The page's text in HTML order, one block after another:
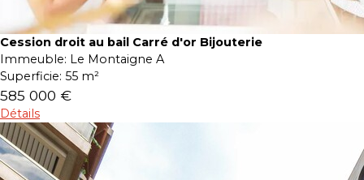
Cession droit au bail Carré d'or Bijouterie
Immeuble: Le Montaigne A
Superficie: 55 m²
585 000 €
Détails